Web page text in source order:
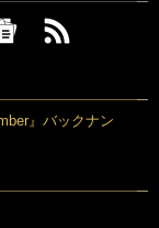
』バックナン